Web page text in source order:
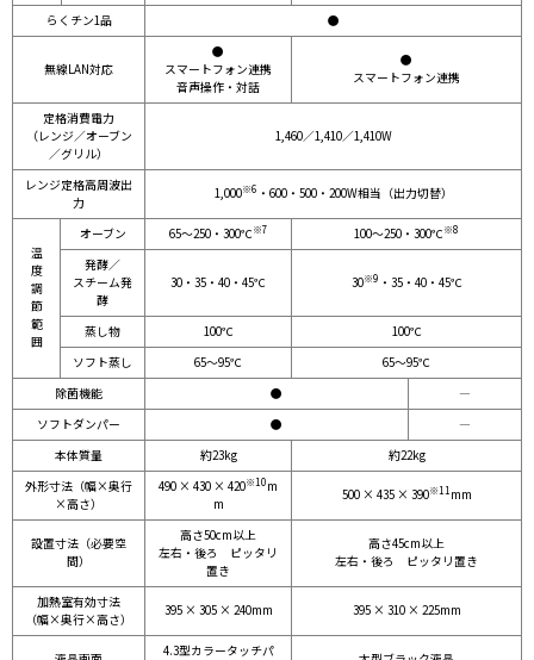
らくチン1品 ●
無線LAN対応
●
スマートフォン連携
音声操作・対話
●
スマートフォン連携
定格消費電力
（レンジ／オーブン
／グリル）
1,460／1,410／1,410W
レンジ定格高周波出
力
1,000※6 ・600・500・200W相当（出力切替）
温
度
調
節
範
囲
オーブン 65～250・300℃※7 100～250・300℃※8
発酵／
スチーム発
酵
30・35・40・45℃ 30※9 ・35・40・45℃
蒸し物 100℃
100℃
ソフト蒸し
65～95℃
65～95℃
除菌機能
●
―
ソフトダンパー
●
―
本体質量
約23kg
約22kg
外形寸法（幅×奥行
×高さ）
490 × 430 × 420※10m
m
500 × 435 × 390※11mm
設置寸法（必要空
間）
高さ50cm以上
左右・後ろ ピッタリ
置き
高さ45cm以上
左右・後ろ ピッタリ置き
加熱室有効寸法
（幅×奥行×高さ）
395 × 305 × 240mm 395 × 310 × 225mm
4.3型カラータッチパ